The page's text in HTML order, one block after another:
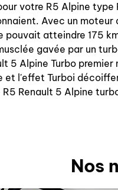
votre R5 Alpine
Avec un
pouvait atteindre 175
gavée par un
5 Alpine Turbo
l'effet Turboi
Renault 5 Alpine
Nos